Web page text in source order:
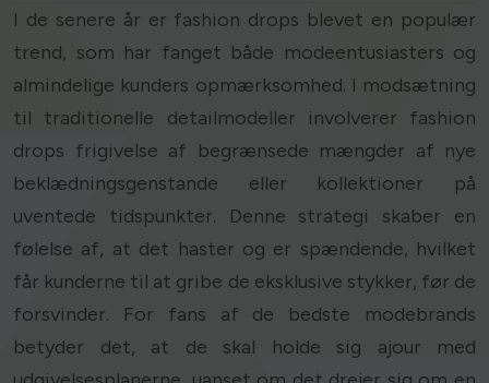
I de senere år er fashion drops blevet en populær
trend, som har fanget både modeentusiasters og
almindelige kunders opmærksomhed. I modsætning
til traditionelle detailmodeller involverer fashion
drops frigivelse af begrænsede mængder af nye
beklædningsgenstande eller kollektioner på
uventede tidspunkter. Denne strategi skaber en
følelse af, at det haster og er spændende, hvilket
får kunderne til at gribe de eksklusive stykker, før de
forsvinder. For fans af de bedste modebrands
betyder det, at de skal holde sig ajour med